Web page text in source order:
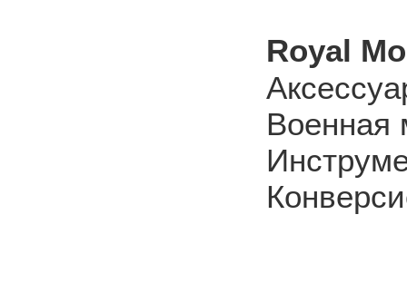
Royal
Военная